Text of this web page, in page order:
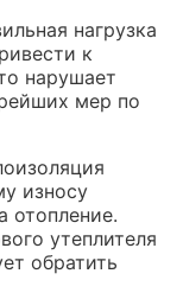
нагрузка
к
нарушает
мер по
износу
отопление.
утеплителя
обратить